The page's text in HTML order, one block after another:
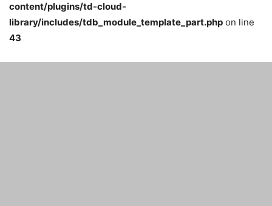
content/plugins/td-cloud-
library/includes/tdb_module_template_part.php on line
43